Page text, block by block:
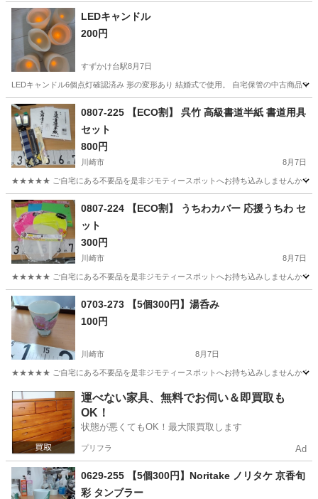
LEDキャンドル
200円
すずかけ台駅8月7日
LEDキャンドル6個点灯確認済み 形の変形あり 結婚式で使用。 自宅保管の中古商品
神奈川 横浜市 すずかけ台駅 その他 LED
0807-225 【ECO割】 呉竹 高級書道半紙 書道用具
セット
800円
川崎市 8月7日
★★★★★ ご自宅にある不要品を是非ジモティースポットへお持ち込みしませんか？
神奈川 川崎市 半紙
0807-224 【ECO割】 うちわカバー 応援うちわ セ
ット
300円
川崎市 8月7日
★★★★★ ご自宅にある不要品を是非ジモティースポットへお持ち込みしませんか？
神奈川 川崎市 うちわ
0703-273 【5個300円】湯呑み
100円
川崎市 8月7日
★★★★★ ご自宅にある不要品を是非ジモティースポットへお持ち込みしませんか？
神奈川 川崎市 食器 湯呑み
運べない家具、無料でお伺い＆即買取も
OK！
状態が悪くてもOK！最大限買取します
プリフラ Ad
0629-255 【5個300円】Noritake ノリタケ 京香旬
彩 タンブラー